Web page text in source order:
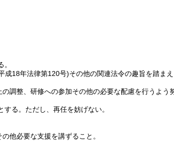
成18年法律第120号)その他の関連法令の趣旨を踏ま
調整、研修への参加その他の必要な配慮を行うよう
る。 ただし、再任を妨げない。
他必要な支援を講ずること。